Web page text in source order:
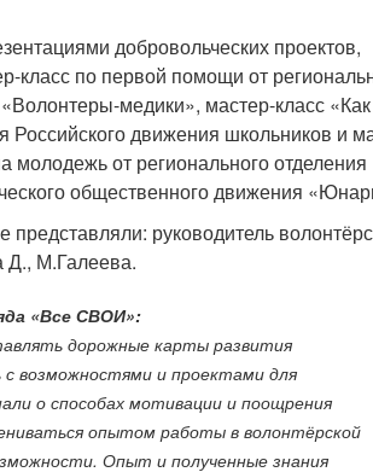
добровольческих проектов,
класс по первой помощи от
медики», мастер-класс «Как
Российского движения школьников и
молодежь от регионального отделения
общественного движения
руководитель
Д., М.Галеева.
«Все СВОИ»:
дорожные карты развития
с возможностями и проектами для
о способах мотивации и поощрения
опытом работы в волонтёрской
Опыт и полученные знания